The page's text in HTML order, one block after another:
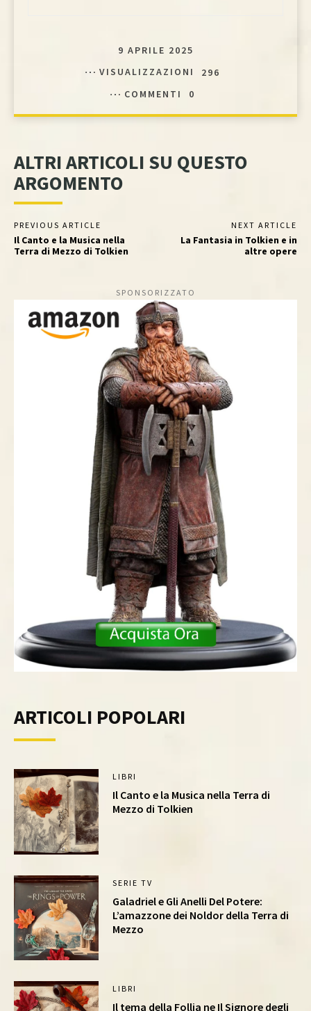
9 APRILE 2025
VISUALIZZAZIONI
296
COMMENTI
0
ALTRI ARTICOLI SU QUESTO
ARGOMENTO
PREVIOUS ARTICLE
Il Canto e la Musica nella
Terra di Mezzo di Tolkien
NEXT ARTICLE
La Fantasia in Tolkien e in
altre opere
SPONSORIZZATO
ARTICOLI POPOLARI
LIBRI
Il Canto e la Musica nella Terra di
Mezzo di Tolkien
SERIE TV
Galadriel e Gli Anelli Del Potere:
L’amazzone dei Noldor della Terra di
Mezzo
LIBRI
Il tema della Follia ne Il Signore degli